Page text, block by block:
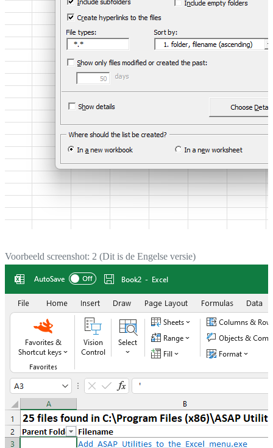
Voorbeeld screenshot: 2 (Dit is de Engelse versie)